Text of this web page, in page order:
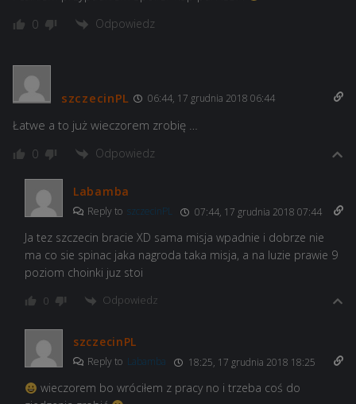
0 Odpowiedz
szczecinPL 06:44, 17 grudnia 2018 06:44
Łatwe a to już wieczorem zrobię …
0 Odpowiedz
Labamba
Reply to szczecinPL 07:44, 17 grudnia 2018 07:44
Ja tez szczecin bracie XD sama misja wpadnie i dobrze nie
ma co sie spinac jaka nagroda taka misja, a na luzie prawie 9
poziom choinki juz stoi
0 Odpowiedz
szczecinPL
Reply to Labamba 18:25, 17 grudnia 2018 18:25
wieczorem bo wróciłem z pracy no i trzeba coś do